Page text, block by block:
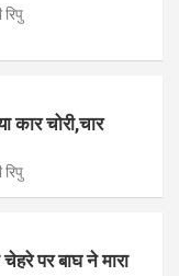
रिपु
कार चोरी,चार
रिपु
पर बाघ ने मारा